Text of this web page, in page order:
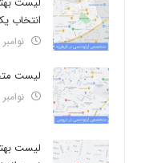
انتخاب
نوامبر 4, 2024
لیست
نوامبر 3, 2024
لیست